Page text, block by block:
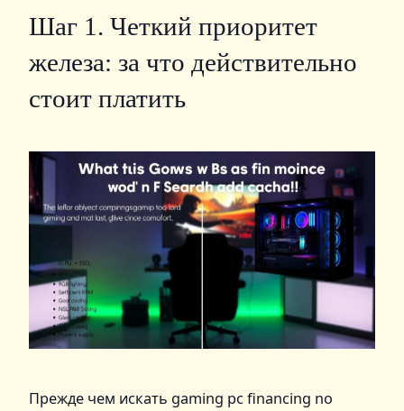
Шаг 1. Четкий приоритет
железа: за что действительно
стоит платить
Прежде чем искать gaming pc financing no